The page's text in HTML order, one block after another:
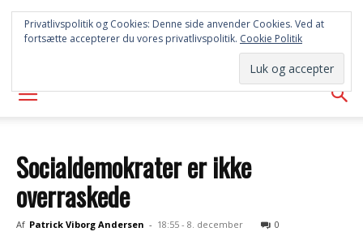
SYD
AVISEN
Socialdemokrater er ikke
overraskede
Af Patrick Viborg Andersen - 18:55 - 8. december 0
Privatlivspolitik og Cookies: Denne side anvender Cookies. Ved at
fortsætte accepterer du vores privatlivspolitik. Cookie Politik